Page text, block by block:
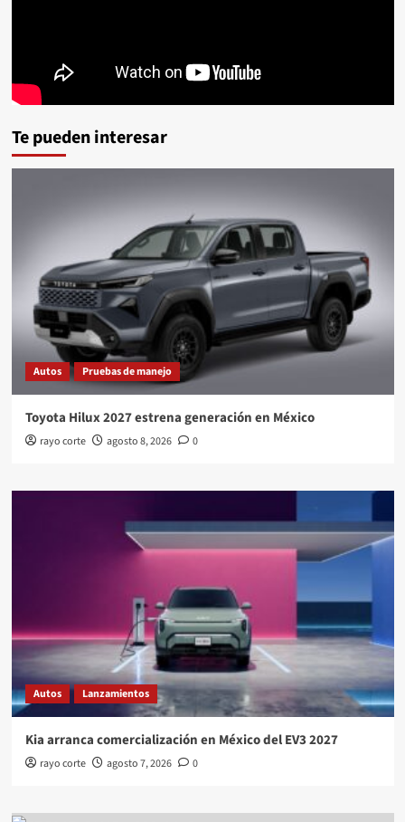
Te pueden interesar
Autos Pruebas de manejo
Toyota Hilux 2027 estrena generación en México
rayo corte agosto 8, 2026 0
Autos Lanzamientos
Kia arranca comercialización en México del EV3 2027
rayo corte agosto 7, 2026 0